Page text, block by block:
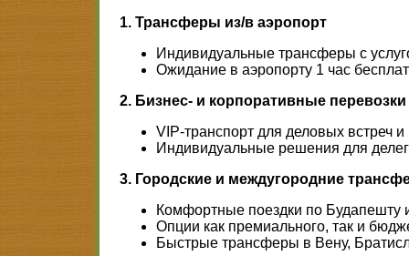
1. Трансферы из/в аэропорт
Индивидуальные трансферы с
Ожидание в аэропорту 1 час
2. Бизнес- и корпоративные перевозки
VIP-транспорт для деловых встреч
Индивидуальные решения для
3. Городские и междугородние
Комфортные поездки по Будапешту
Опции как премиального, так и
Быстрые трансферы в Вену,